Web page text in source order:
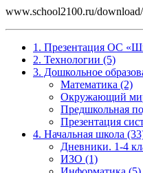
www.school2100.ru/
1. Презентация ОС
2. Технологии (5)
3. Дошкольное
Математика (2)
Окружающий
Предшкольная
Презентация
4. Начальная школа
Дневники. 1-4
ИЗО (1)